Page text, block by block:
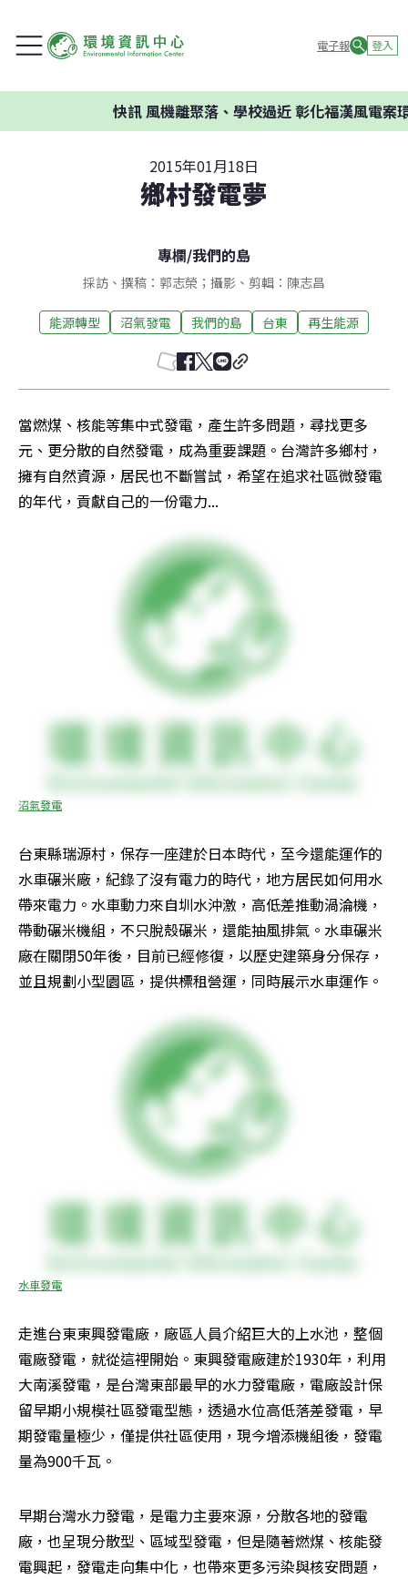
電子報 登入
風機離聚落、學校過近 彰化福漢風電案環委建
2015年01月18日
鄉村發電夢
專欄/我們的島
採訪、撰稿：郭志榮；攝影、剪輯：陳志昌
能源轉型 沼氣發電 我們的島 台東 再生能源
當燃煤、核能等集中式發電，產生許多問題，尋找更多
元、更分散的自然發電，成為重要課題。台灣許多鄉村，
擁有自然資源，居民也不斷嘗試，希望在追求社區微發電
的年代，貢獻自己的一份電力...
沼氣發電
台東縣瑞源村，保存一座建於日本時代，至今還能運作的
水車碾米廠，紀錄了沒有電力的時代，地方居民如何用水
帶來電力。水車動力來自圳水沖激，高低差推動渦淪機，
帶動碾米機組，不只脫殼碾米，還能抽風排氣。水車碾米
廠在關閉50年後，目前已經修復，以歷史建築身分保存，
並且規劃小型園區，提供標租營運，同時展示水車運作。
水車發電
走進台東東興發電廠，廠區人員介紹巨大的上水池，整個
電廠發電，就從這裡開始。東興發電廠建於1930年，利用
大南溪發電，是台灣東部最早的水力發電廠，電廠設計保
留早期小規模社區發電型態，透過水位高低落差發電，早
期發電量極少，僅提供社區使用，現今增添機組後，發電
量為900千瓦。
早期台灣水力發電，是電力主要來源，分散各地的發電
廠，也呈現分散型、區域型發電，但是隨著燃煤、核能發
電興起，發電走向集中化，也帶來更多污染與核安問題，